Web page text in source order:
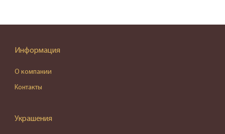
Информация
О компании
Контакты
Украшения